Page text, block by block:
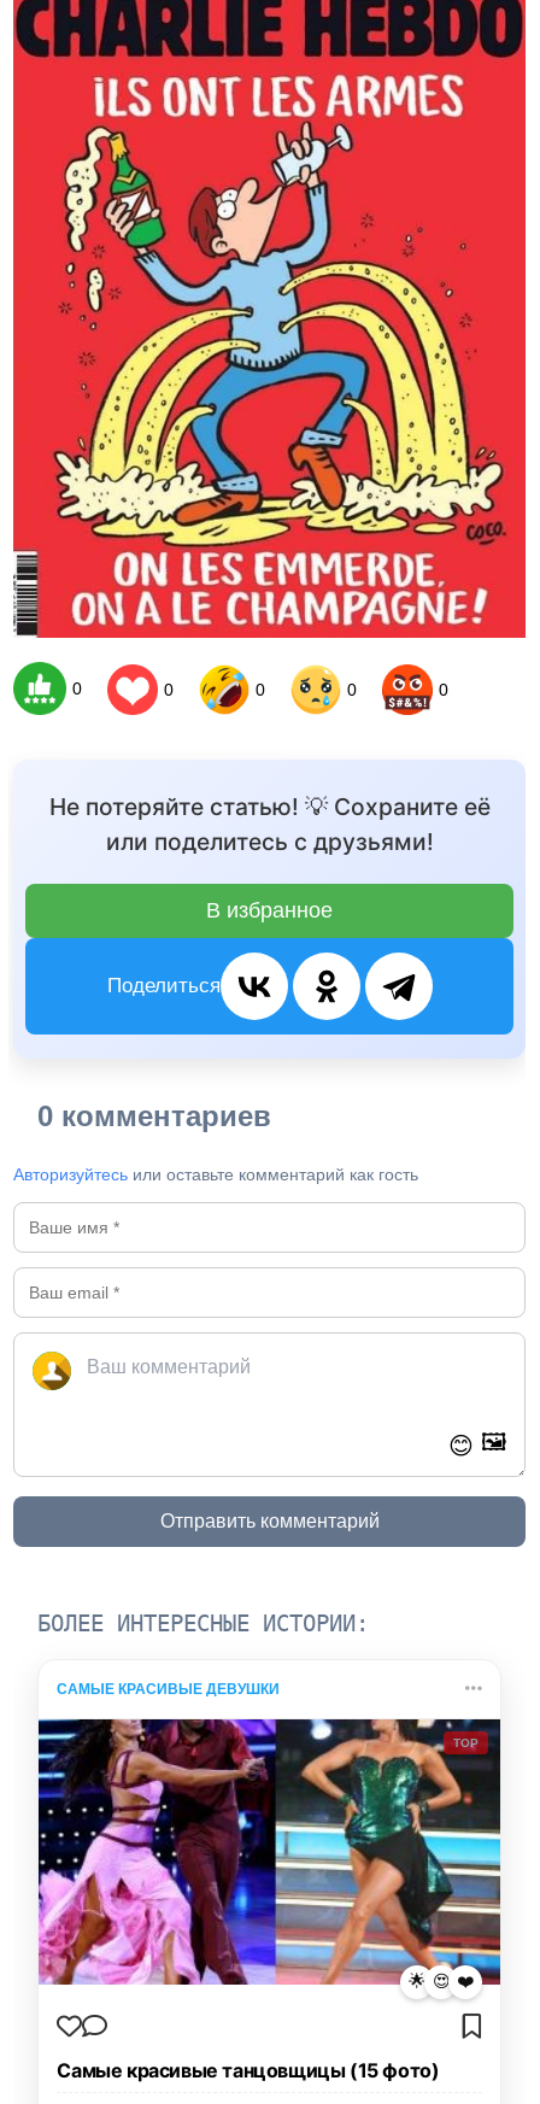
0 0 0 0 0
Не потеряйте статью! 💡 Сохраните её
или поделитесь с друзьями!
В избранное
Поделиться
0 комментариев
Авторизуйтесь или оставьте комментарий как гость
😊 🖼️
Отправить комментарий
БОЛЕЕ ИНТЕРЕСНЫЕ ИСТОРИИ:
САМЫЕ КРАСИВЫЕ ДЕВУШКИ
TOP
🌟 😍 ❤️
Самые красивые танцовщицы (15 фото)